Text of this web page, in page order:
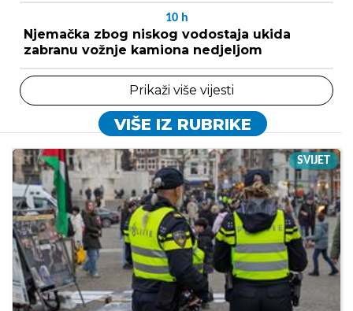
10 h
Njemačka zbog niskog vodostaja ukida
zabranu vožnje kamiona nedjeljom
Prikaži više vijesti
VIŠE IZ RUBRIKE
SVIJET